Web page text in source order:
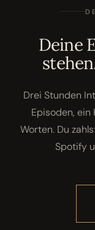
Deine
Drei Stunden
Episoden, ein
Worten. Du
Spotify